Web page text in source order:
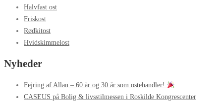
Halvfast ost
Friskost
Rødkitost
Hvidskimmelost
Nyheder
Fejring af Allan – 60 år og 30 år som ostehandler!
CASEUS på Bolig & livsstilmessen i Roskilde Kongrescenter